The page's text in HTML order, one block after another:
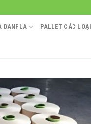
DANPLA PALLET CÁC LOẠI